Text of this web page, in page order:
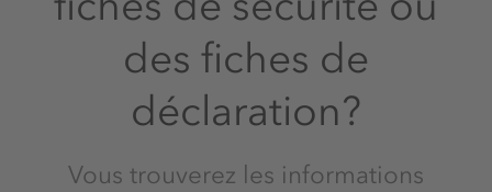
des fiches de
déclaration?
Vous trouverez les informations